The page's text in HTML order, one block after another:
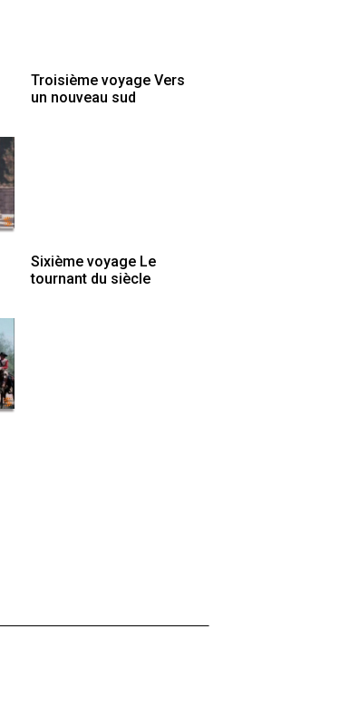
Troisième voyage Vers
un nouveau sud
Sixième voyage Le
tournant du siècle